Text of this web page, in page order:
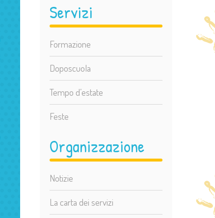
Servizi
Formazione
Doposcuola
Tempo d’estate
Feste
Organizzazione
Notizie
La carta dei servizi